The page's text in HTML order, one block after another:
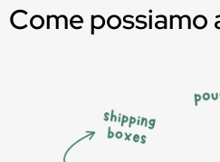
Come possiamo